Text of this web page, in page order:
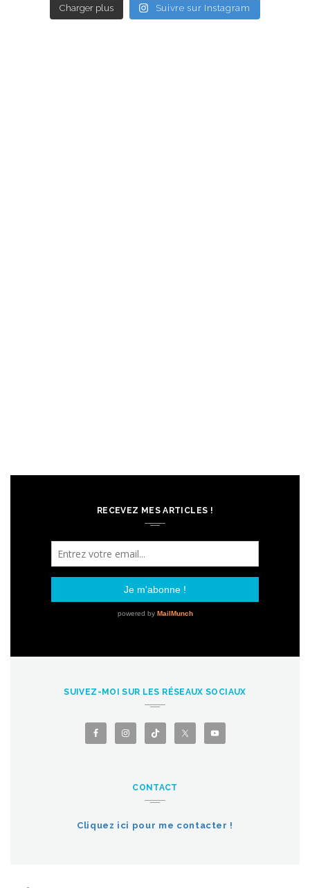
Charger plus Suivre sur Instagram
RECEVEZ MES ARTICLES !
SUIVEZ-MOI SUR LES RÉSEAUX SOCIAUX
CONTACT
Cliquez ici pour me contacter !